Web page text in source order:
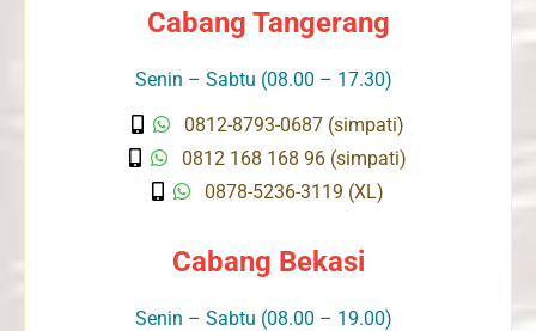
Cabang Tangerang
Senin – Sabtu (08.00 – 17.30)
0812-8793-0687 (simpati)
0812 168 168 96 (simpati)
0878-5236-3119 (XL)
Cabang Bekasi
Senin – Sabtu (08.00 – 19.00)